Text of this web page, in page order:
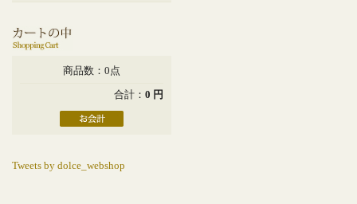
商品数：0点
合計： 0 円
Tweets by dolce_webshop